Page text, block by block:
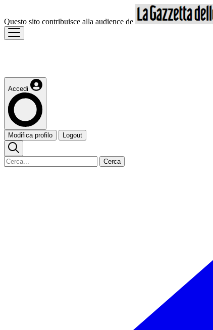
Questo sito contribuisce alla audience de
Accedi
Modifica profilo Logout
Cerca